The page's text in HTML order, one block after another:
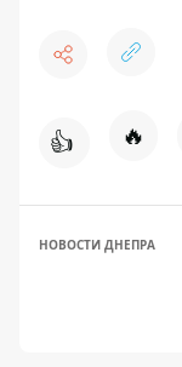
👍 🔥
НОВОСТИ ДНЕПРА